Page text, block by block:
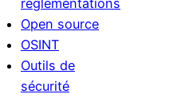
réglementations
Open source
OSINT
Outils de
sécurité